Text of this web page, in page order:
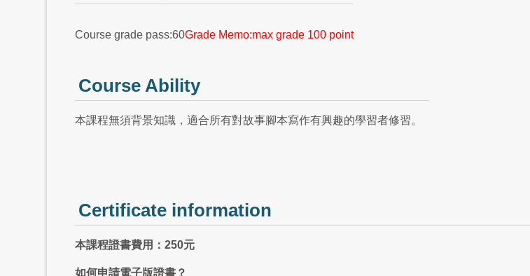
Course grade pass:60Grade Memo:max grade 100 point
Course Ability
本課程無須背景知識，適合所有對故事腳本寫作有興趣的學習者修習。
Certificate information
本課程證書費用：250元
如何申請電子版證書？